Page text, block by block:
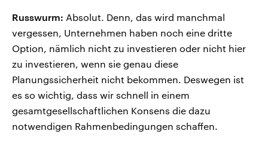
Russwurm: Absolut. Denn, das wird manchmal
vergessen, Unternehmen haben noch eine dritte
Option, nämlich nicht zu investieren oder nicht hier
zu investieren, wenn sie genau diese
Planungssicherheit nicht bekommen. Deswegen ist
es so wichtig, dass wir schnell in einem
gesamtgesellschaftlichen Konsens die dazu
notwendigen Rahmenbedingungen schaffen.